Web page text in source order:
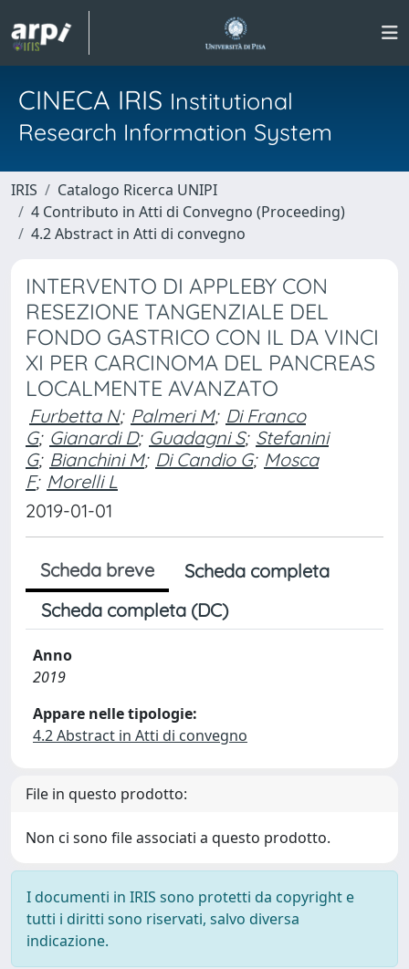
CINECA IRIS Institutional
Research Information System
IRIS
Catalogo Ricerca UNIPI
4 Contributo in Atti di Convegno (Proceeding)
4.2 Abstract in Atti di convegno
INTERVENTO DI APPLEBY CON
RESEZIONE TANGENZIALE DEL
FONDO GASTRICO CON IL DA VINCI
XI PER CARCINOMA DEL PANCREAS
LOCALMENTE AVANZATO
Furbetta N; Palmeri M; Di Franco
G; Gianardi D; Guadagni S; Stefanini
G; Bianchini M; Di Candio G; Mosca
F; Morelli L
2019-01-01
Scheda breve
Scheda completa
Scheda completa (DC)
Anno
2019
Appare nelle tipologie:
4.2 Abstract in Atti di convegno
File in questo prodotto:
Non ci sono file associati a questo prodotto.
I documenti in IRIS sono protetti da copyright e
tutti i diritti sono riservati, salvo diversa
indicazione.